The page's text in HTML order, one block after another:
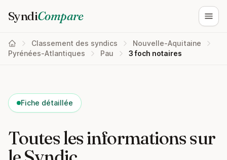
SyndiCompare
Classement des syndics
Nouvelle-Aquitaine
Pyrénées-Atlantiques
Pau 3 foch notaires
Fiche détaillée
Toutes les informations sur